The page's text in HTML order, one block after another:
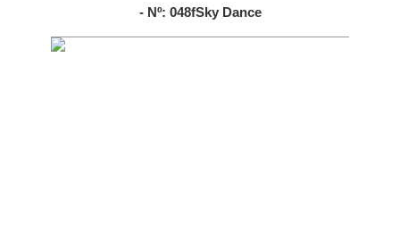
- Nº: 048fSky Dance